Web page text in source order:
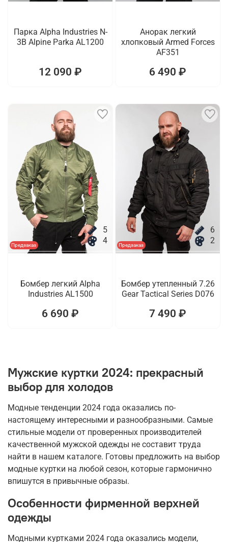
Парка Alpha Industries N-
3B Alpine Parka AL1200
12 090 ₽
Анорак легкий
хлопковый Armed Forces
AF351
6 490 ₽
Предзаказ
5
4
Бомбер легкий Alpha
Industries AL1500
6 690 ₽
Предзаказ
6
2
Бомбер утепленный 7.26
Gear Tactical Series D076
7 490 ₽
Мужские куртки 2024: прекрасный
выбор для холодов
Модные тенденции 2024 года оказались по-
настоящему интересными и разнообразными. Самые
стильные модели от проверенных производителей
качественной мужской одежды не составит труда
найти в нашем каталоге. Готовы предложить на выбор
модные куртки на любой сезон, которые гармонично
впишутся в привычные образы.
Особенности фирменной верхней
одежды
Модными куртками 2024 года оказались модели,